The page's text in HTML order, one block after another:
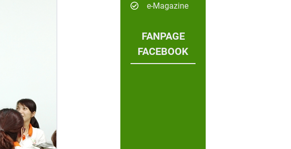
e-Magazine
FANPAGE
FACEBOOK